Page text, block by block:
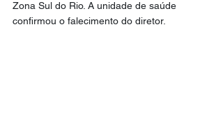
Zona Sul do Rio. A unidade de saúde
confirmou o falecimento do diretor.